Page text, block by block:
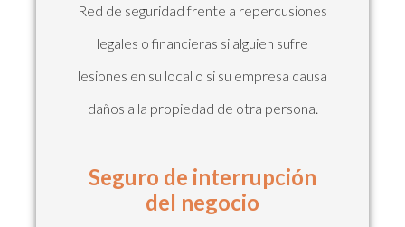
Red de seguridad frente a repercusiones
legales o financieras si alguien sufre
lesiones en su local o si su empresa causa
daños a la propiedad de otra persona.
Seguro de interrupción
del negocio